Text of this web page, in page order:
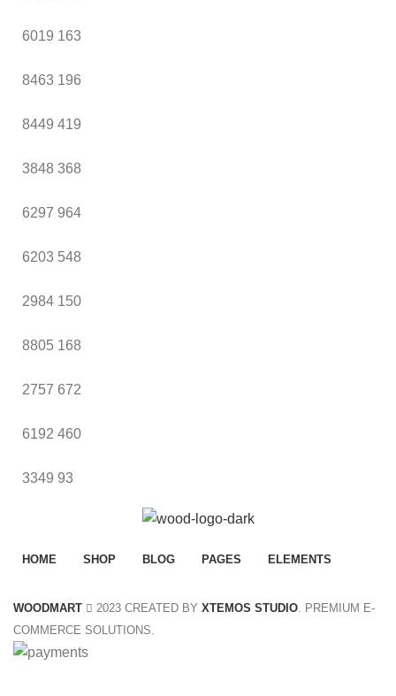
6019 163
8463 196
8449 419
3848 368
6297 964
6203 548
2984 150
8805 168
2757 672
6192 460
3349 93
HOME SHOP BLOG PAGES ELEMENTS
WOODMART 2023 CREATED BY XTEMOS STUDIO . PREMIUM E-
COMMERCE SOLUTIONS.